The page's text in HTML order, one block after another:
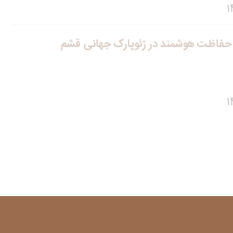
هوشمند در ژئوپارک جهانی قشم